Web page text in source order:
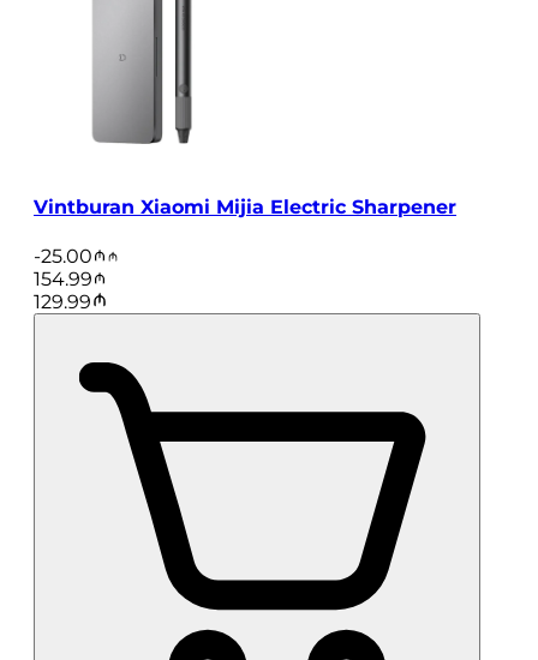
Vintburan Xiaomi Mijia Electric Sharpener
-25.00
154.99
129.99